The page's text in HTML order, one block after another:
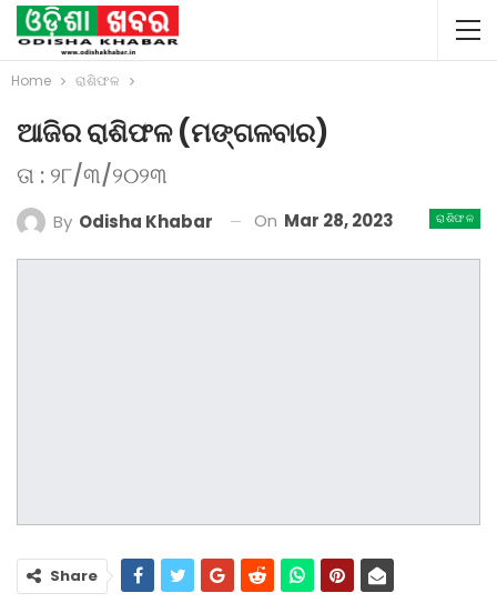
Home ରାଶିଫଳ
ଆଜିର ରାଶିଫଳ (ମଙ୍ଗଳବାର)
ତା : ୨୮/୩/୨୦୨୩
ରାଶିଫଳ
By Odisha Khabar On Mar 28, 2023
Share